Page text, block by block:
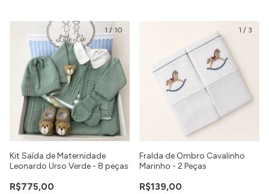
1 / 10
Kit Saída de Maternidade
Leonardo Urso Verde - 8 peças
R$775,00
1 / 3
Fralda de Ombro Cavalinho
Marinho - 2 Peças
R$139,00